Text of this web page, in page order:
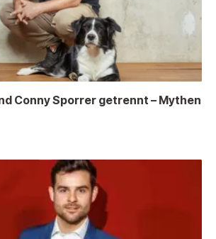
Conny Sporrer getrennt – Mythen